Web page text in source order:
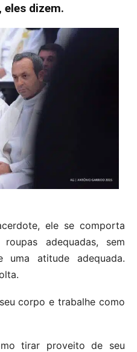
eles dizem.
ele se comporta
adequadas, sem
atitude adequada.
corpo e trabalhe como
tirar proveito de seu